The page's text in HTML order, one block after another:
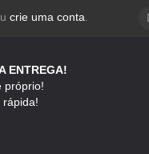
crie uma conta
ENTREGA!
próprio!
rápida!